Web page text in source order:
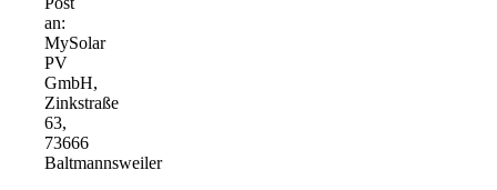
an:
MySolar
PV
GmbH,
Zinkstraße
63,
73666
Baltmannsweiler